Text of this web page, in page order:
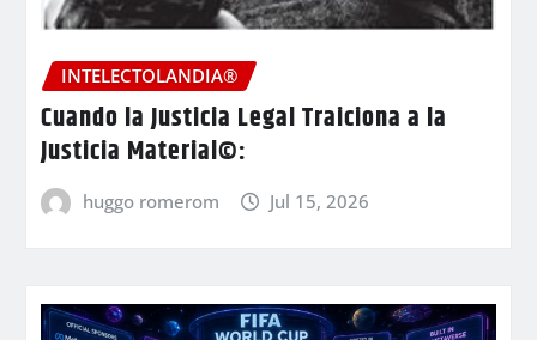
INTELECTOLANDIA®
Cuando la Justicia Legal Traiciona a la
Justicia Material©:
huggo romerom Jul 15, 2026